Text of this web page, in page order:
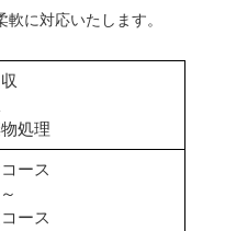
に対応いたします。
処理
ース
ース